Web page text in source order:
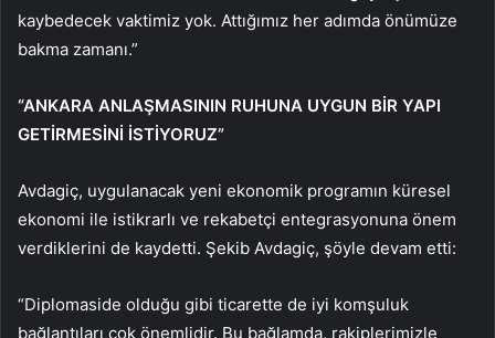
kaybedecek vaktimiz yok. Attığımız her adımda önümüze
bakma zamanı.”
“ANKARA ANLAŞMASININ RUHUNA UYGUN BİR YAPI
GETİRMESİNİ İSTİYORUZ”
Avdagiç, uygulanacak yeni ekonomik programın küresel
ekonomi ile istikrarlı ve rekabetçi entegrasyonuna önem
verdiklerini de kaydetti. Şekib Avdagiç, şöyle devam etti:
“Diplomaside olduğu gibi ticarette de iyi komşuluk
bağlantıları çok önemlidir. Bu bağlamda, rakiplerimizle